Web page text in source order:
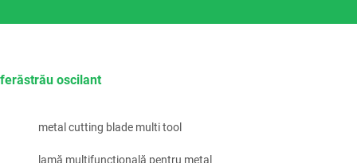
ferăstrău oscilant
metal cutting blade multi tool
lamă multifuncțională pentru metal